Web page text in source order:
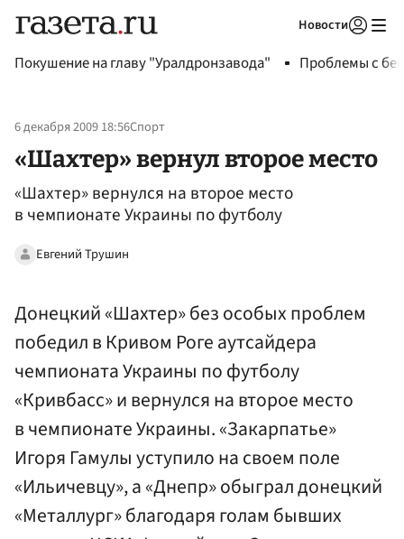
Новости
Покушение на главу "Уралдронзавода" Проблемы с
6 декабря 2009 18:56Спорт
«Шахтер» вернул второе место
«Шахтер» вернулся на второе место
в чемпионате Украины по футболу
Евгений Трушин
Донецкий «Шахтер» без особых проблем
победил в Кривом Роге аутсайдера
чемпионата Украины по футболу
«Кривбасс» и вернулся на второе место
в чемпионате Украины. «Закарпатье»
Игоря Гамулы уступило на своем поле
«Ильичевцу», а «Днепр» обыграл донецкий
«Металлург» благодаря голам бывших